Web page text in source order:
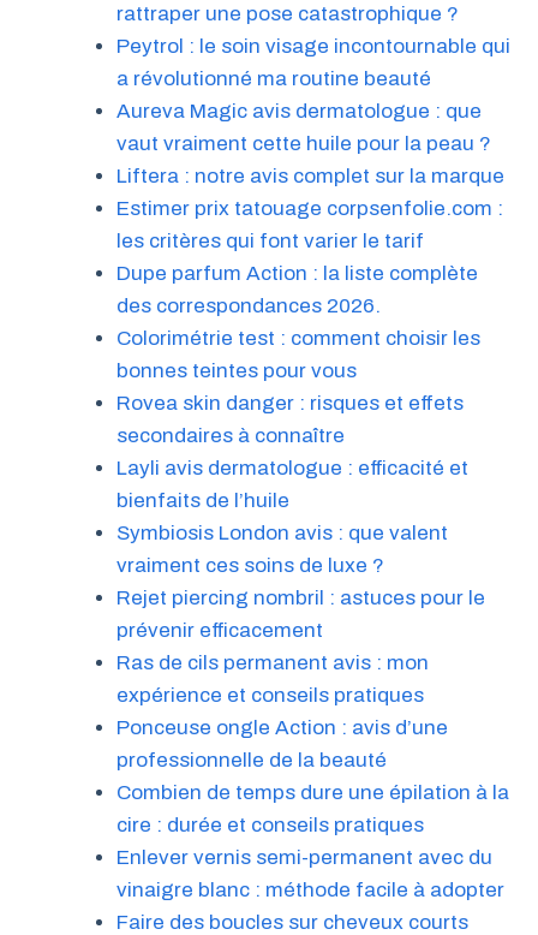
rattraper une pose catastrophique ?
Peytrol : le soin visage incontournable qui
a révolutionné ma routine beauté
Aureva Magic avis dermatologue : que
vaut vraiment cette huile pour la peau ?
Liftera : notre avis complet sur la marque
Estimer prix tatouage corpsenfolie.com :
les critères qui font varier le tarif
Dupe parfum Action : la liste complète
des correspondances 2026.
Colorimétrie test : comment choisir les
bonnes teintes pour vous
Rovea skin danger : risques et effets
secondaires à connaître
Layli avis dermatologue : efficacité et
bienfaits de l’huile
Symbiosis London avis : que valent
vraiment ces soins de luxe ?
Rejet piercing nombril : astuces pour le
prévenir efficacement
Ras de cils permanent avis : mon
expérience et conseils pratiques
Ponceuse ongle Action : avis d’une
professionnelle de la beauté
Combien de temps dure une épilation à la
cire : durée et conseils pratiques
Enlever vernis semi-permanent avec du
vinaigre blanc : méthode facile à adopter
Faire des boucles sur cheveux courts